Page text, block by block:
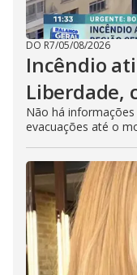
DO R7/05/08/2026
Incêndio
Liberdade,
Não há
evacuações até o